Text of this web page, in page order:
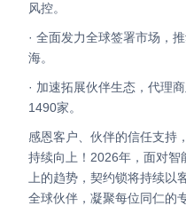
风控。
· 全面发力全球签署市场，
海。
· 加速拓展伙伴生态，代理
1490家。
感恩客户、伙伴的信任支持，感谢同仁们的辛勤付出，让我们
持续向上！ 2026年，面对智
上的趋势，契约锁将持续以
全球伙伴，凝聚每位同仁的